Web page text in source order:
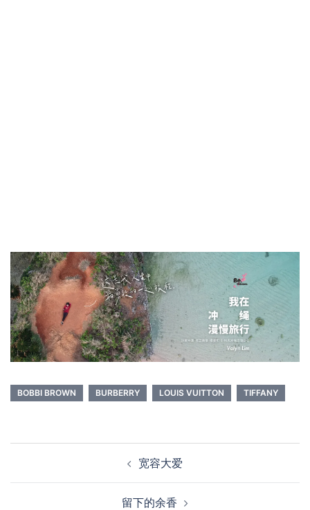
BOBBI BROWN BURBERRY LOUIS VUITTON TIFFANY
宽容大爱
留下的余香